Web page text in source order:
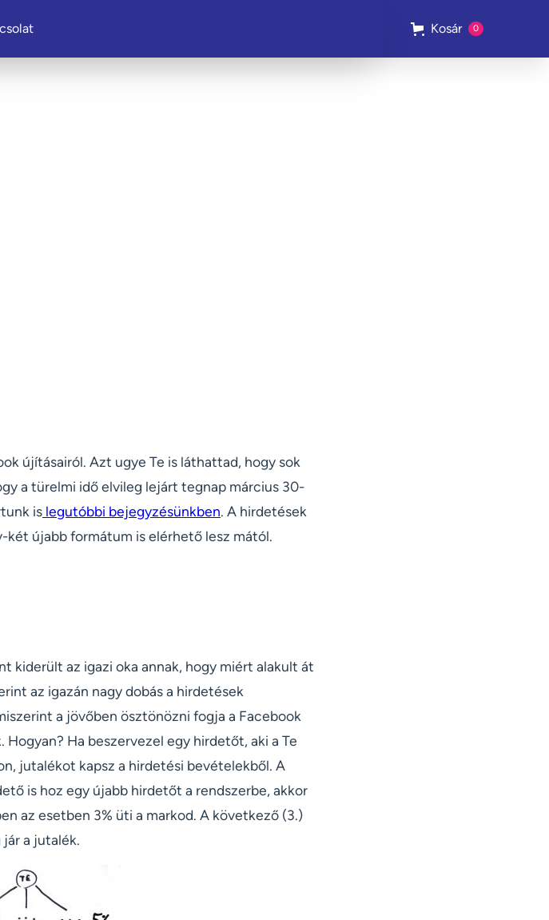
Kosár 0
újításairól. Azt ugye Te is láthattad, hogy sok
a türelmi idő elvileg lejárt tegnap március 30-
is legutóbbi bejegyzésünkben. A hirdetések
két újabb formátum is elérhető lesz mától.
kiderült az igazi oka annak, hogy miért alakult át
az igazán nagy dobás a hirdetések
a jövőben ösztönözni fogja a Facebook
Ha beszervezel egy hirdetőt, aki a Te
jutalékot kapsz a hirdetési bevételekből. A
is hoz egy újabb hirdetőt a rendszerbe, akkor
az esetben 3% üti a markod. A következő (3.)
a jutalék.